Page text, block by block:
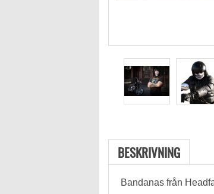
BESKRIVNING
Bandanas från